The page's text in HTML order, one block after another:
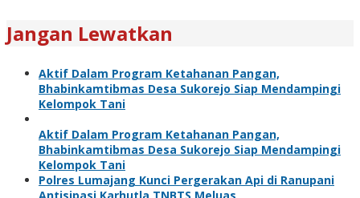
Jangan Lewatkan
Aktif Dalam Program Ketahanan Pangan,
Bhabinkamtibmas Desa Sukorejo Siap Mendampingi
Kelompok Tani
Aktif Dalam Program Ketahanan Pangan,
Bhabinkamtibmas Desa Sukorejo Siap Mendampingi
Kelompok Tani
Polres Lumajang Kunci Pergerakan Api di Ranupani